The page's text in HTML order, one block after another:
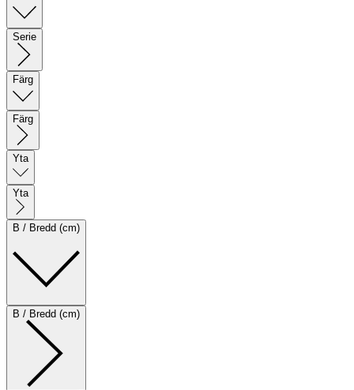
Serie
Färg
Färg
Yta
Yta
B / Bredd (cm)
B / Bredd (cm)